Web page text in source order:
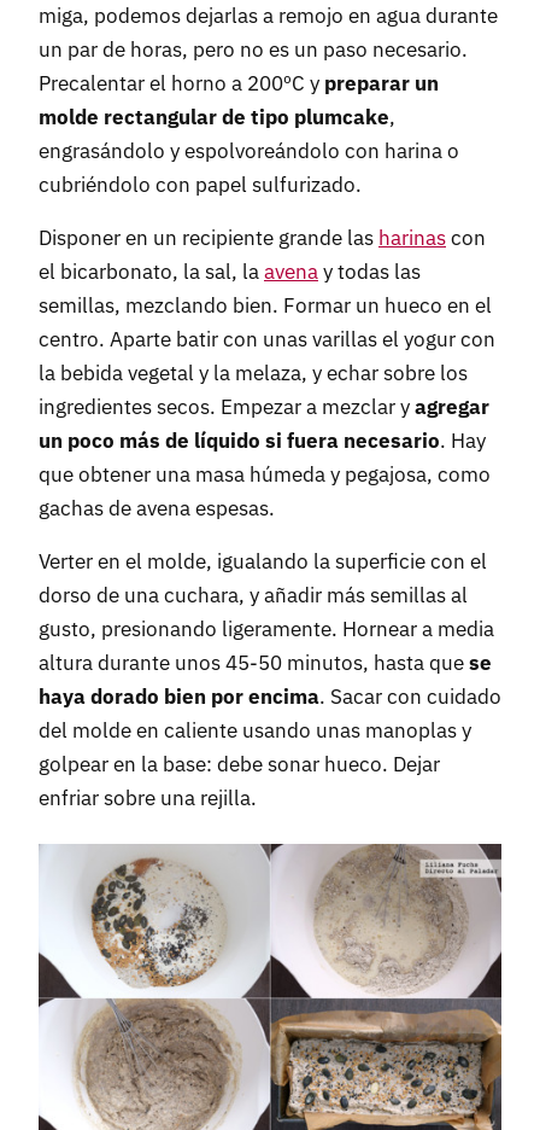
miga, podemos dejarlas a remojo en agua durante
un par de horas, pero no es un paso necesario.
Precalentar el horno a 200ºC y preparar un
molde rectangular de tipo plumcake,
engrasándolo y espolvoreándolo con harina o
cubriéndolo con papel sulfurizado.
Disponer en un recipiente grande las harinascon
el bicarbonato, la sal, laavenay todas las
semillas, mezclando bien. Formar un hueco en el
centro. Aparte batir con unas varillas el yogur con
la bebida vegetal y la melaza, y echar sobre los
ingredientes secos. Empezar a mezclar yagregar
un poco más de líquido si fuera necesario. Hay
que obtener una masa húmeda y pegajosa, como
gachas de avena espesas.
Verter en el molde, igualando la superficie con el
dorso de una cuchara, y añadir más semillas al
gusto, presionando ligeramente. Hornear a media
altura durante unos 45-50 minutos, hasta quese
haya dorado bien por encima. Sacar con cuidado
del molde en caliente usando unas manoplas y
golpear en la base: debe sonar hueco. Dejar
enfriar sobre una rejilla.